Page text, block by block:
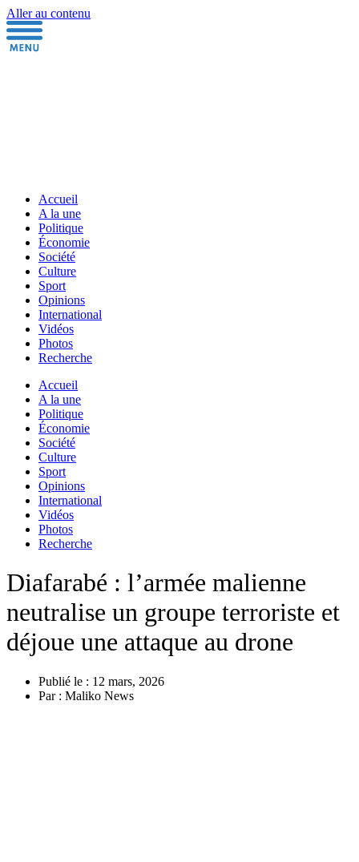
Aller au contenu
Accueil
A la une
Politique
Économie
Société
Culture
Sport
Opinions
International
Vidéos
Photos
Recherche
Accueil
A la une
Politique
Économie
Société
Culture
Sport
Opinions
International
Vidéos
Photos
Recherche
Diafarabé : l’armée malienne
neutralise un groupe terroriste et
déjoue une attaque au drone
Publié le : 12 mars, 2026
Par : Maliko News